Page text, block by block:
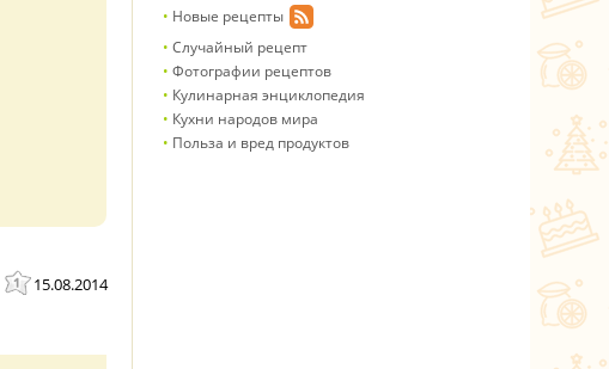
15.08.2014
Новые рецепты
Случайный рецепт
Фотографии рецептов
Кулинарная энциклопедия
Кухни народов мира
Польза и вред продуктов